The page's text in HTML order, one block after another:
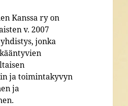
Kanssa ry on
v. 2007
jonka
ja toimintakyvyn
ja